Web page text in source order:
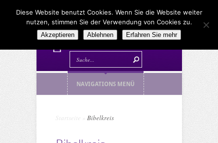
NAVIGATIONS MENÜ
Startseite Bibelkreis
Diese Website benutzt Cookies. Wenn Sie die Website weiter
nutzen, stimmen Sie der Verwendung von Cookies zu.
Akzeptieren Ablehnen Erfahren Sie mehr